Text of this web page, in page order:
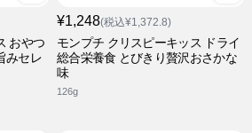
おやつ
みセレ
¥1,248(税込¥1,372.8)
モンプチ クリスピーキッス ドライ
総合栄養食 とびきり贅沢おさかな
味
126g